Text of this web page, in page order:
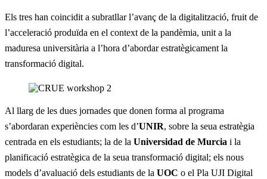
Els tres han coincidit a subratllar l’avanç de la digitalització, fruit de
l’acceleració produïda en el context de la pandèmia, unit a la
maduresa universitària a l’hora d’abordar estratègicament la
transformació digital.
Al llarg de les dues jornades que donen forma al programa
s’abordaran experiències com les d’UNIR, sobre la seua estratègia
centrada en els estudiants; la de la Universidad de Murcia i la
planificació estratègica de la seua transformació digital; els nous
models d’avaluació dels estudiants de la UOC o el Pla UJI Digital